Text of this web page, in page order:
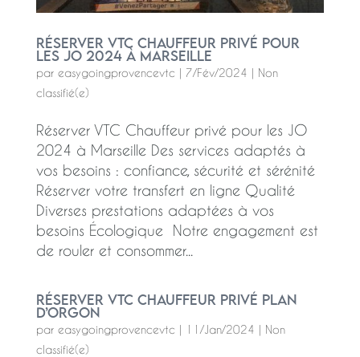
Réserver VTC Chauffeur privé pour
les JO 2024 à Marseille
par easygoingprovencevtc | 7/Fév/2024 | Non
classifié(e)
Réserver VTC Chauffeur privé pour les JO
2024 à Marseille Des services adaptés à
vos besoins : confiance, sécurité et sérénité
Réserver votre transfert en ligne Qualité
Diverses prestations adaptées à vos
besoins Écologique Notre engagement est
de rouler et consommer...
Réserver VTC Chauffeur privé Plan
d’Orgon
par easygoingprovencevtc | 11/Jan/2024 | Non
classifié(e)